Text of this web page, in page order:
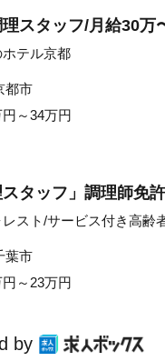
スタッフ/月給30万
テル京都
都市
円～34万円
スタッフ」調理師免
スト/サービス付き高齢
葉市
円～23万円
by